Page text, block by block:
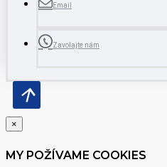
Email
Zavolajte nám
×
MY POŽÍVAME COOKIES